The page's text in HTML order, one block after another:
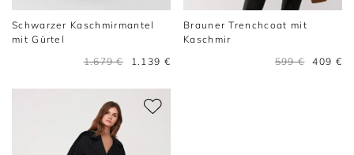
Schwarzer Kaschmirmantel
mit Gürtel
1.679 €
1.139 €
Brauner Trenchcoat mit
Kaschmir
599 €
409 €